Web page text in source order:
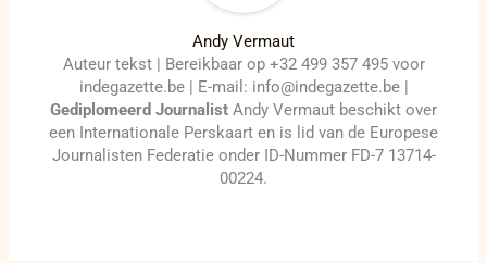
Andy Vermaut
Auteur tekst | Bereikbaar op +32 499 357 495 voor
indegazette.be | E-mail: info@indegazette.be |
Gediplomeerd Journalist Andy Vermaut beschikt over
een Internationale Perskaart en is lid van de Europese
Journalisten Federatie onder ID-Nummer FD-7 13714-
00224.